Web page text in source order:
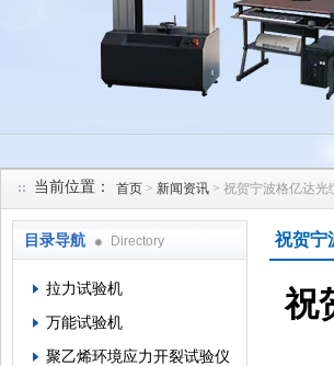
当前位置： 首页 > 新闻资讯 > 祝贺宁波格亿达
目录导航 Directory
拉力试验机
万能试验机
聚乙烯环境应力开裂试验仪
祝贺宁
祝